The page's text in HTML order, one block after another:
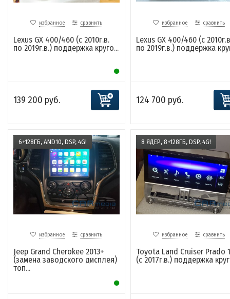
избранное сравнить
Lexus GX 400/460 (с 2010г.в.
по 2019г.в.) поддержка круго...
139 200 руб.
избранное сравнить
Lexus GX 400/460 (с
по 2019г.в.) поддержка
124 700 руб.
6+128ГБ, AND10, DSP, 4G!
избранное сравнить
Jeep Grand Cherokee 2013+
(замена заводского дисплея)
топ...
8 ЯДЕР, 8+128ГБ, DSP, 4G!
избранное сравнить
Toyota Land Cruiser Prado
(с 2017г.в.) поддержка